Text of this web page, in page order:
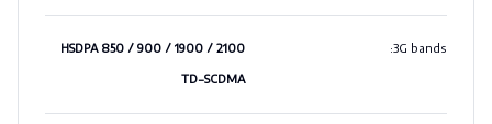
3G bands
:
HSDPA 850 / 900 / 1900 / 2100
TD-SCDMA